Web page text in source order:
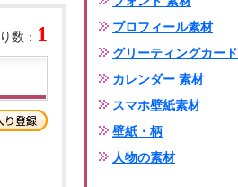
数： 1
プロフィール素材
グリーティングカード
カレンダー 素材
スマホ壁紙素材
壁紙・柄
人物の素材